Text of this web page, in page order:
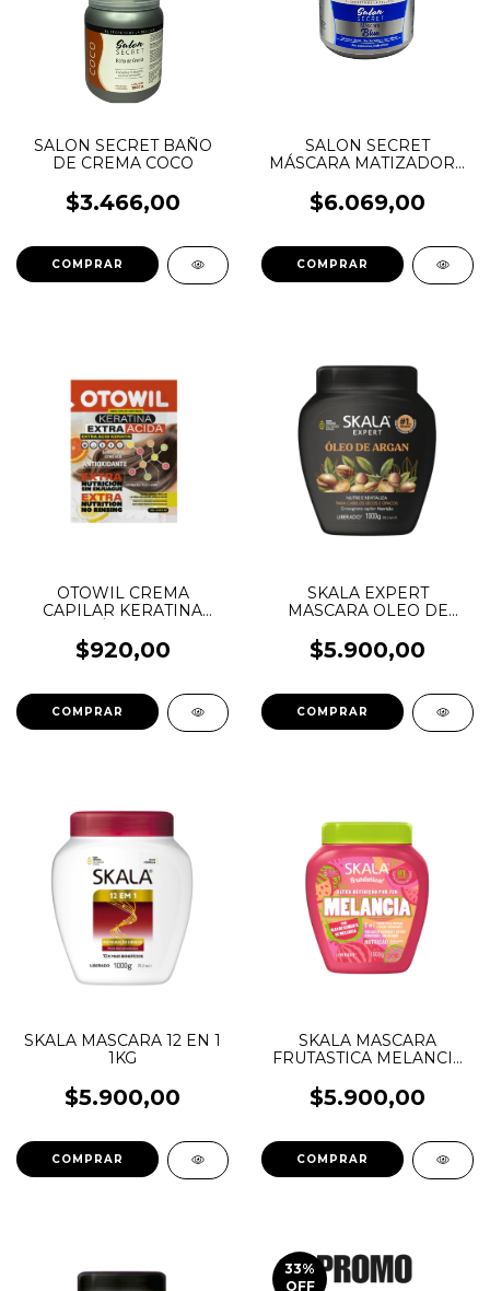
SALON SECRET BAÑO
DE CREMA COCO
$3.466,00
COMPRAR
SALON SECRET
MÁSCARA MATIZADORA
$6.069,00
OTOWIL CREMA
CAPILAR KERATINA
$920,00
SKALA EXPERT
MASCARA OLEO DE
$5.900,00
SKALA MASCARA 12 EN 1
1KG
$5.900,00
SKALA MASCARA
FRUTASTICA MELANCIA
$5.900,00
33%
OFF